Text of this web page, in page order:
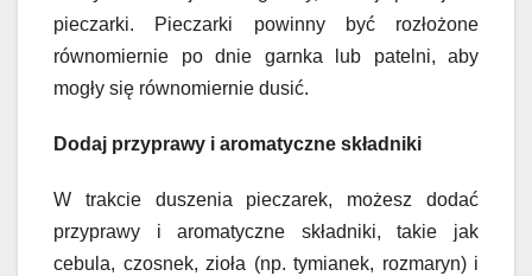
pieczarki. Pieczarki powinny być rozłożone
równomiernie po dnie garnka lub patelni, aby
mogły się równomiernie dusić.
Dodaj przyprawy i aromatyczne składniki
W trakcie duszenia pieczarek, możesz dodać
przyprawy i aromatyczne składniki, takie jak
cebula, czosnek, zioła (np. tymianek, rozmaryn) i